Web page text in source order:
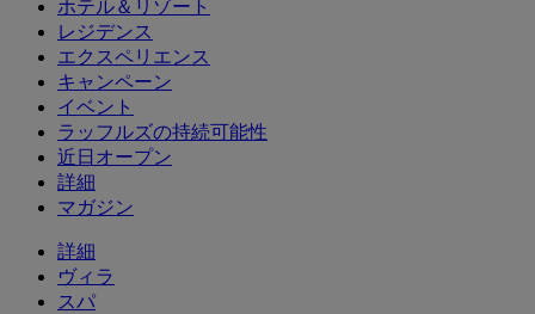
ホテル＆リゾート
レジデンス
エクスペリエンス
キャンペーン
イベント
ラッフルズの持続可能性
近日オープン
詳細
マガジン
詳細
ヴィラ
スパ